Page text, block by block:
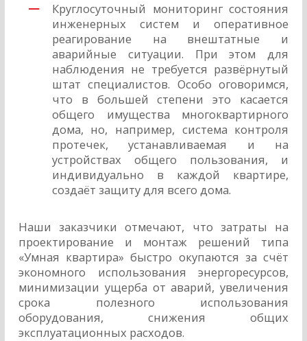
Круглосуточный мониторинг состояния
инженерных систем и оперативное
реагирование на внештатные и
аварийные ситуации. При этом для
наблюдения не требуется развёрнутый
штат специалистов. Особо оговоримся,
что в большей степени это касается
общего имущества многоквартирного
дома, но, например, система контроля
протечек, устанавливаемая и на
устройствах общего пользования, и
индивидуально в каждой квартире,
создаёт защиту для всего дома.
Наши заказчики отмечают, что затраты на
проектирование и монтаж решений типа
«Умная квартира» быстро окупаются за счёт
экономного использования энергоресурсов,
минимизации ущерба от аварий, увеличения
срока полезного использования
оборудования, снижения общих
эксплуатационных расходов.